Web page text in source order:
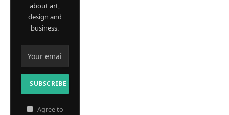
about art,
design and
business.
Agree to